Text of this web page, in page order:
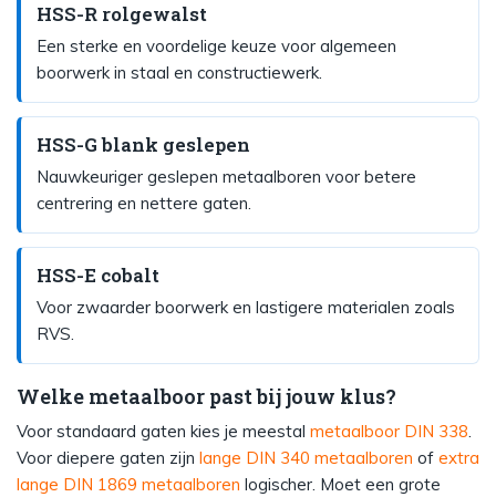
HSS-R rolgewalst
Een sterke en voordelige keuze voor algemeen
boorwerk in staal en constructiewerk.
HSS-G blank geslepen
Nauwkeuriger geslepen metaalboren voor betere
centrering en nettere gaten.
HSS-E cobalt
Voor zwaarder boorwerk en lastigere materialen zoals
RVS.
Welke metaalboor past bij jouw klus?
Voor standaard gaten kies je meestal metaalboor DIN 338.
Voor diepere gaten zijn lange DIN 340 metaalboren of extra
lange DIN 1869 metaalboren logischer. Moet een grote